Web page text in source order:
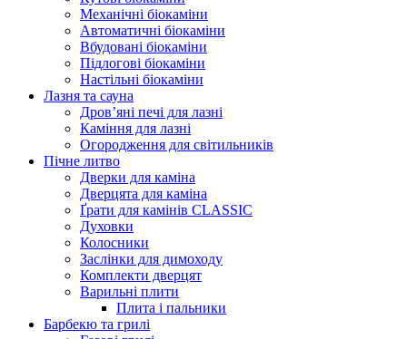
Механічні біокаміни
Автоматичні біокаміни
Вбудовані біокаміни
Підлогові біокаміни
Настільні біокаміни
Лазня та сауна
Дров’яні печі для лазні
Каміння для лазні
Огородження для світильників
Пічне литво
Дверки для каміна
Дверцята для каміна
Ґрати для камінів CLASSIC
Духовки
Колосники
Заслінки для димоходу
Комплекти дверцят
Варильні плити
Плита і пальники
Барбекю та грилі